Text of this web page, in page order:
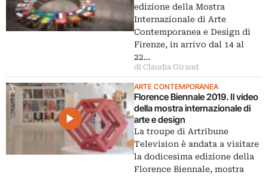
edizione della Mostra
Internazionale di Arte
Contemporanea e Design di
Firenze, in arrivo dal 14 al
22…
di Claudia Giraud
ARTE CONTEMPORANEA
Florence Biennale 2019. Il video
della mostra internazionale di
arte e design
La troupe di Artribune
Television è andata a visitare
la dodicesima edizione della
Florence Biennale, mostra